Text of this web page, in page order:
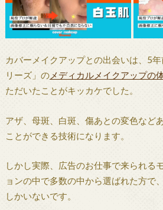
カバーメイクアップとの出会いは、5
リーズ」のメディカルメイクアップの
ただいたことがキッカケでした。
アザ、母斑、白斑、傷あとの変色など
ことができる技術になります。
しかし実際、広告のお仕事で来られる
ョンの中で多数の中から選ばれた方で
しかいないです。